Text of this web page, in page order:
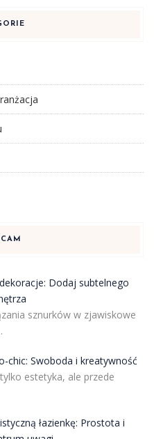
Dodaj subtelnego
sznurków w zjawiskowe
chic: Swoboda i kreatywność
estetyka, ale przede
łazienkę: Prostota i